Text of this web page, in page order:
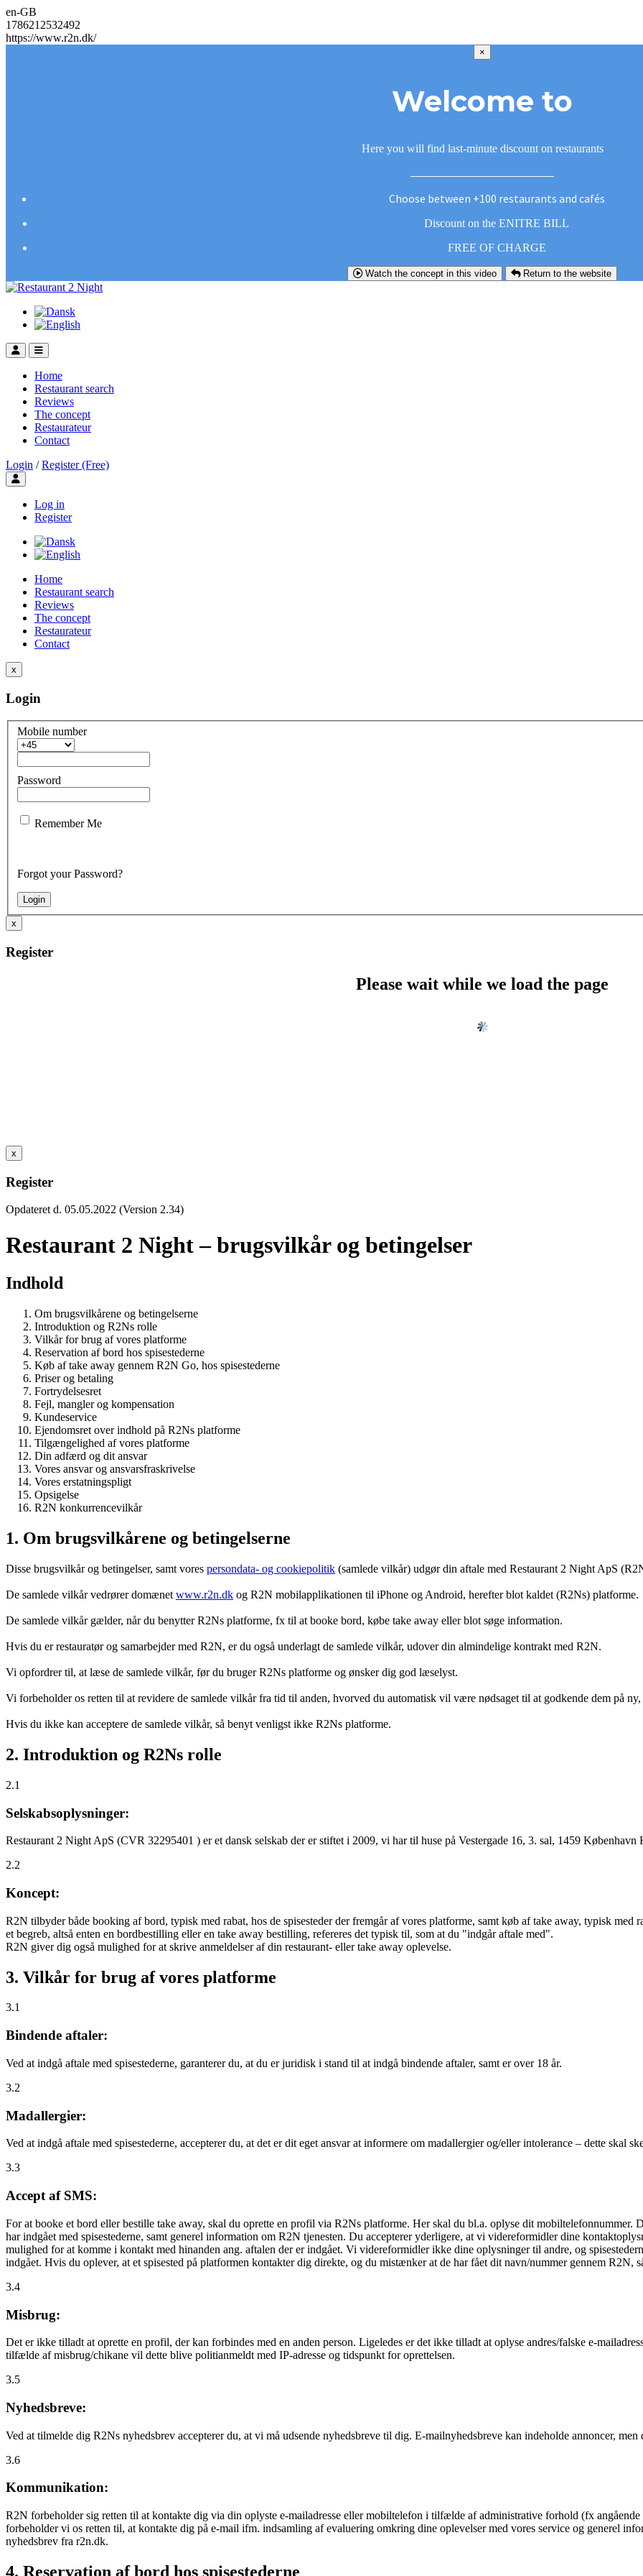
en-GB
1786212532492
https://www.r2n.dk/
×
Welcome to
Here you will find last-minute discount on restaurants
Choose between +100 restaurants and cafés
Discount on the ENITRE BILL
FREE OF CHARGE
Watch the concept in this video Return to the website
Home
Restaurant search
Reviews
The concept
Restaurateur
Contact
Login / Register (Free)
Toggle user menu
Log in
Register
Home
Restaurant search
Reviews
The concept
Restaurateur
Contact
x
Login
Mobile number
Password
Remember Me
Forgot your Password?
x
Register
Please wait while we load the page
x
Register
Opdateret d. 05.05.2022 (Version 2.34)
Restaurant 2 Night – brugsvilkår og betingelser
Indhold
Om brugsvilkårene og betingelserne
Introduktion og R2Ns rolle
Vilkår for brug af vores platforme
Reservation af bord hos spisestederne
Køb af take away gennem R2N Go, hos spisestederne
Priser og betaling
Fortrydelsesret
Fejl, mangler og kompensation
Kundeservice
Ejendomsret over indhold på R2Ns platforme
Tilgængelighed af vores platforme
Din adfærd og dit ansvar
Vores ansvar og ansvarsfraskrivelse
Vores erstatningspligt
Opsigelse
R2N konkurrencevilkår
1. Om brugsvilkårene og betingelserne
Disse brugsvilkår og betingelser, samt vores persondata- og cookiepolitik (samlede vilkår) udgør din aftale med Restaurant 2 Night ApS
De samlede vilkår vedrører domænet www.r2n.dk og R2N mobilapplikationen til iPhone og Android, herefter blot kaldet (R2Ns) platforme.
De samlede vilkår gælder, når du benytter R2Ns platforme, fx til at booke bord, købe take away eller blot søge information.
Hvis du er restauratør og samarbejder med R2N, er du også underlagt de samlede vilkår, udover din almindelige kontrakt med R2N.
Vi opfordrer til, at læse de samlede vilkår, før du bruger R2Ns platforme og ønsker dig god læselyst.
Vi forbeholder os retten til at revidere de samlede vilkår fra tid til anden, hvorved du automatisk vil være nødsaget til at godkende dem på
Hvis du ikke kan acceptere de samlede vilkår, så benyt venligst ikke R2Ns platforme.
2. Introduktion og R2Ns rolle
2.1
Selskabsoplysninger:
Restaurant 2 Night ApS (CVR 32295401 ) er et dansk selskab der er stiftet i 2009, vi har til huse på Vestergade 16, 3. sal, 1459 København
2.2
Koncept:
R2N tilbyder både booking af bord, typisk med rabat, hos de spisesteder der fremgår af vores platforme, samt køb af take away, typisk med
et begreb, altså enten en bordbestilling eller en take away bestilling, refereres det typisk til, som at du "indgår aftale med".
R2N giver dig også mulighed for at skrive anmeldelser af din restaurant- eller take away oplevelse.
3. Vilkår for brug af vores platforme
3.1
Bindende aftaler:
Ved at indgå aftale med spisestederne, garanterer du, at du er juridisk i stand til at indgå bindende aftaler, samt er over 18 år.
3.2
Madallergier:
Ved at indgå aftale med spisestederne, accepterer du, at det er dit eget ansvar at informere om madallergier og/eller intolerance – dette skal
3.3
Accept af SMS:
For at booke et bord eller bestille take away, skal du oprette en profil via R2Ns platforme. Her skal du bl.a. oplyse dit mobiltelefonnummer.
har indgået med spisestederne, samt generel information om R2N tjenesten. Du accepterer yderligere, at vi videreformidler dine
mulighed for at komme i kontakt med hinanden ang. aftalen der er indgået. Vi videreformidler ikke dine oplysninger til andre, og
indgået. Hvis du oplever, at et spisested på platformen kontakter dig direkte, og du mistænker at de har fået dit navn/nummer gennem R2N,
3.4
Misbrug:
Det er ikke tilladt at oprette en profil, der kan forbindes med en anden person. Ligeledes er det ikke tilladt at oplyse andres/falske e-
tilfælde af misbrug/chikane vil dette blive politianmeldt med IP-adresse og tidspunkt for oprettelsen.
3.5
Nyhedsbreve:
Ved at tilmelde dig R2Ns nyhedsbrev accepterer du, at vi må udsende nyhedsbreve til dig. E-mailnyhedsbreve kan indeholde annoncer,
3.6
Kommunikation:
R2N forbeholder sig retten til at kontakte dig via din oplyste e-mailadresse eller mobiltelefon i tilfælde af administrative forhold (fx
forbeholder vi os retten til, at kontakte dig på e-mail ifm. indsamling af evaluering omkring dine oplevelser med vores service og generel
nyhedsbrev fra r2n.dk.
4. Reservation af bord hos spisestederne